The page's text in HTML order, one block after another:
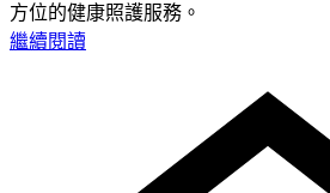
方位的健康照護服務。
繼續閱讀